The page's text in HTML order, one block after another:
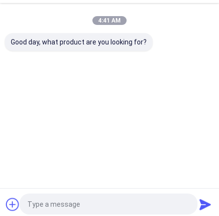
Beyond Biopharma Co.,Ltd.. All Rights Reserved.
4:41 AM
Good day, what product are you looking for?